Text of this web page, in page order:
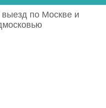
по Москве и